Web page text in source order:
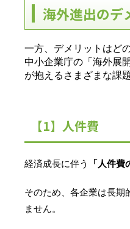
海外進出のデ
一方、デメリットはど
中小企業庁の「海外展
が抱えるさまざまな課
【1】人件費
経済成長に伴う 「人件費
そのため、各企業は長期
ません。